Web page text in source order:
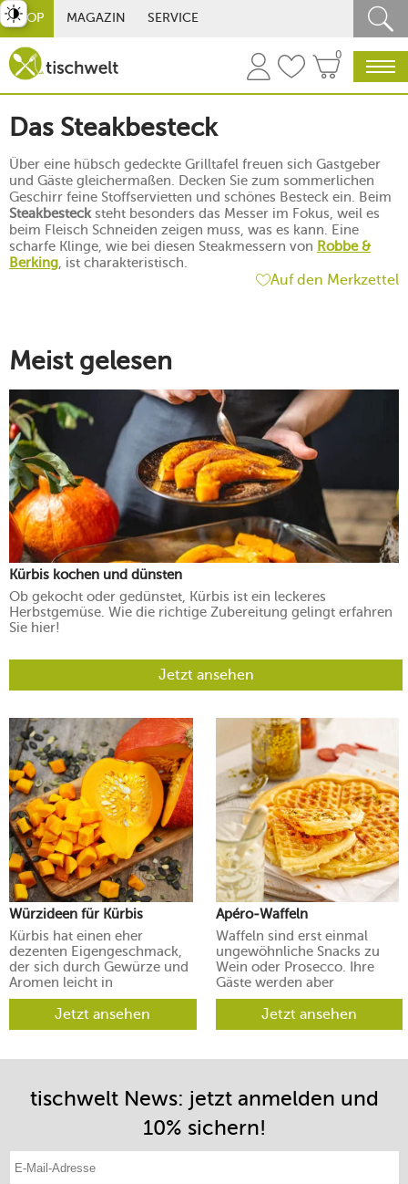
SHOP MAGAZIN SERVICE
0
Das Steakbesteck
Über eine hübsch gedeckte Grilltafel freuen sich Gastgeber
und Gäste gleichermaßen. Decken Sie zum sommerlichen
Geschirr feine Stoffservietten und schönes Besteck ein. Beim
Steakbestecksteht besonders das Messer im Fokus, weil es
beim Fleisch Schneiden zeigen muss, was es kann. Eine
scharfe Klinge, wie bei diesen Steakmessern von Robbe &
Berking, ist charakteristisch.
Auf den Merkzettel
Meist gelesen
Kürbis kochen und dünsten
Ob gekocht oder gedünstet, Kürbis ist ein leckeres
Herbstgemüse. Wie die richtige Zubereitung gelingt erfahren
Sie hier!
Jetzt ansehen
Würzideen für Kürbis
Kürbis hat einen eher
dezenten Eigengeschmack,
der sich durch Gewürze und
Aromen leicht in
verschiedene Richtungen
lenken lässt.Jetzt ansehen
Apéro-Waffeln
Waffeln sind erst einmal
ungewöhnliche Snacks zu
Wein oder Prosecco. Ihre
Gäste werden aber
begeistert sein.
Jetzt ansehen
tischwelt News: jetzt anmelden und
10% sichern!
umschalten